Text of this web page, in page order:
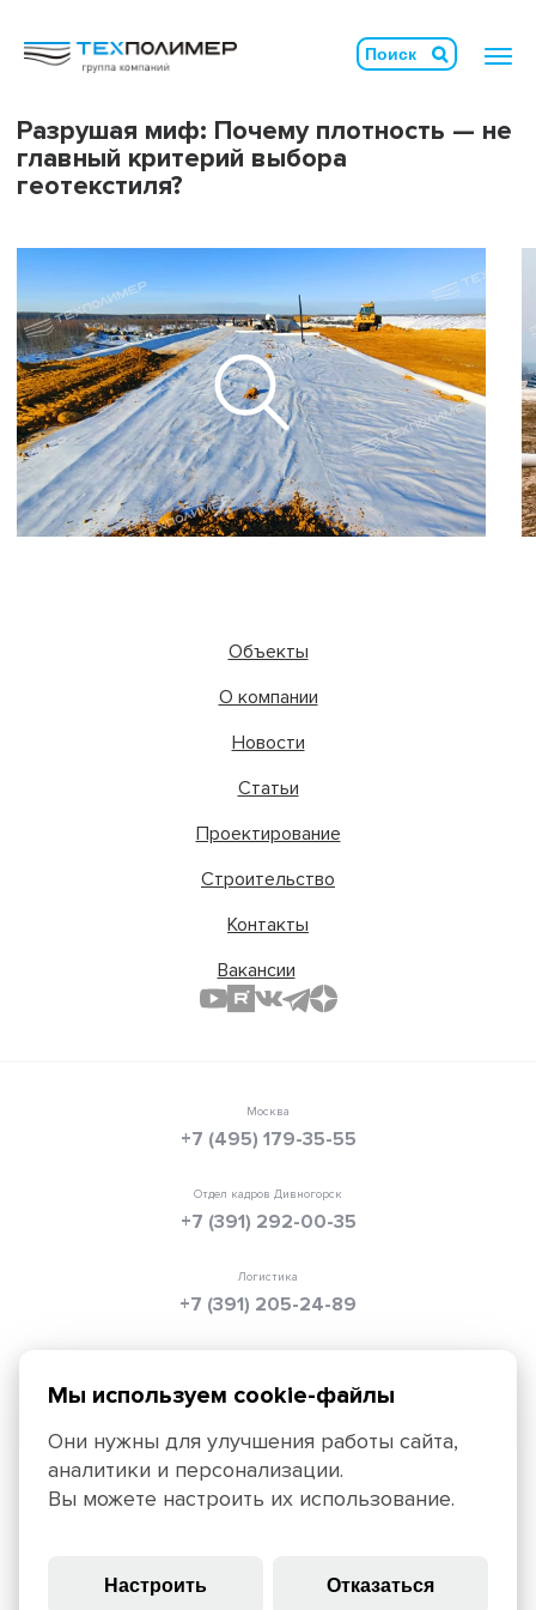
Разрушая миф: Почему плотность — не
главный критерий выбора
геотекстиля?
Объекты
О компании
Новости
Статьи
Проектирование
Строительство
Контакты
Вакансии
Москва
+7 (495) 179-35-55
Отдел кадров Дивногорск
+7 (391) 292-00-35
Логистика
+7 (391) 205-24-89
info@texpolimer.ru
Красноярск, 660099, ул. Ады Лебедевой, 152,
Мы используем cookie-файлы
Они нужны для улучшения работы сайта,
аналитики и персонализации.
Вы можете настроить их использование.
Настроить Отказаться